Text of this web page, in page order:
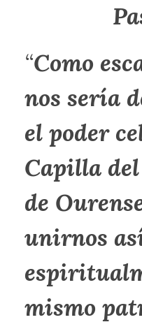
“Como
nos sería
el poder
Capilla
de
unirnos
mismo